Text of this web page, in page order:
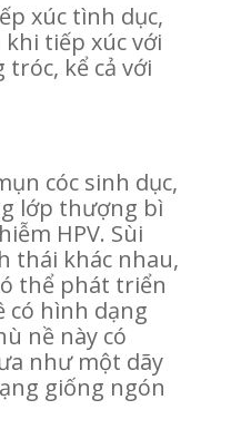
xúc tình dục,
tiếp xúc với
kể cả với
cóc sinh dục,
lớp thượng bì
HPV. Sùi
thái khác nhau,
thể phát triển
hình dạng
nề này có
như một dãy
giống ngón